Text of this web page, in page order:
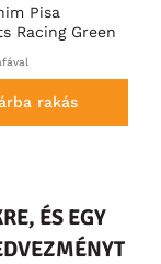
Pisa
Racing Green
rakás
ÉS EGY